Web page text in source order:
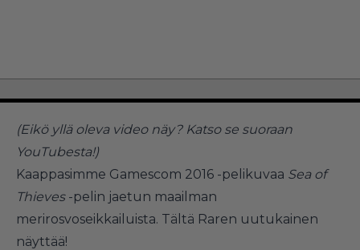
(Eikö yllä oleva video näy? Katso se suoraan
YouTubesta!)
Kaappasimme Gamescom 2016 -pelikuvaa Sea of
Thieves-pelin jaetun maailman
merirosvoseikkailuista. Tältä Raren uutukainen
näyttää!